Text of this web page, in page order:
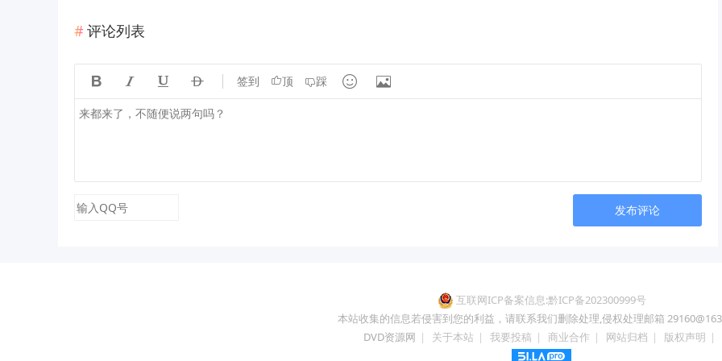
评论列表
    签到 顶 踩  
发布评论
互联网ICP备案信息:黔ICP备202300999号
本站收集的信息若侵害到您的利益，请联系我们删除处理,侵权处理邮箱
DVD资源网 | 关于本站 | 我要投稿 | 商业合作 | 网站归档 | 版权声明 |